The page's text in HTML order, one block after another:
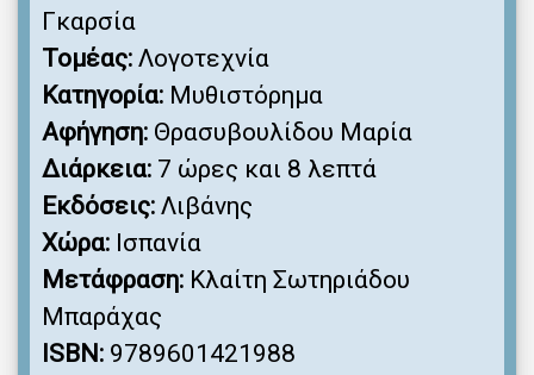
Γκαρσία
Τομέας: Λογοτεχνία
Κατηγορία: Μυθιστόρημα
Αφήγηση: Θρασυβουλίδου Μαρία
Διάρκεια: 7 ώρες και 8 λεπτά
Εκδόσεις: Λιβάνης
Χώρα: Ισπανία
Μετάφραση: Κλαίτη Σωτηριάδου
Μπαράχας
ISBN: 9789601421988